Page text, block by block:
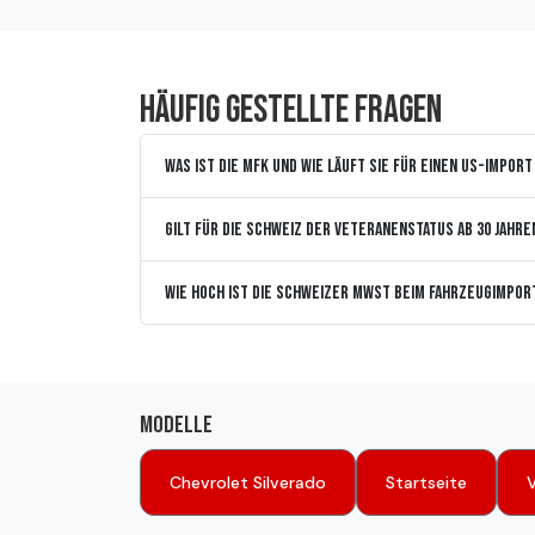
Häufig gestellte Fragen
Was ist die MFK und wie läuft sie für einen US-Import
Gilt für die Schweiz der Veteranenstatus ab 30
Wie hoch ist die Schweizer MWST beim
Modelle
Chevrolet Silverado Startseite